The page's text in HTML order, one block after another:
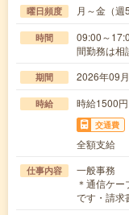
曜日頻度 月～金（
時間
09:00～
間勤務は相
期間 2026年09
時給 時給1500
交通費
全額支給
仕事内容
一般事務
＊通信ケ
です・請求